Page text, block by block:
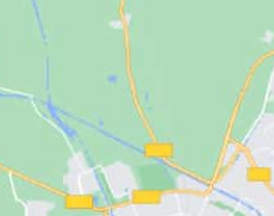
arrugas profundas.
nutrición intensa y ayuda a
elasticidad.
más tersa, firme y
intensivo para